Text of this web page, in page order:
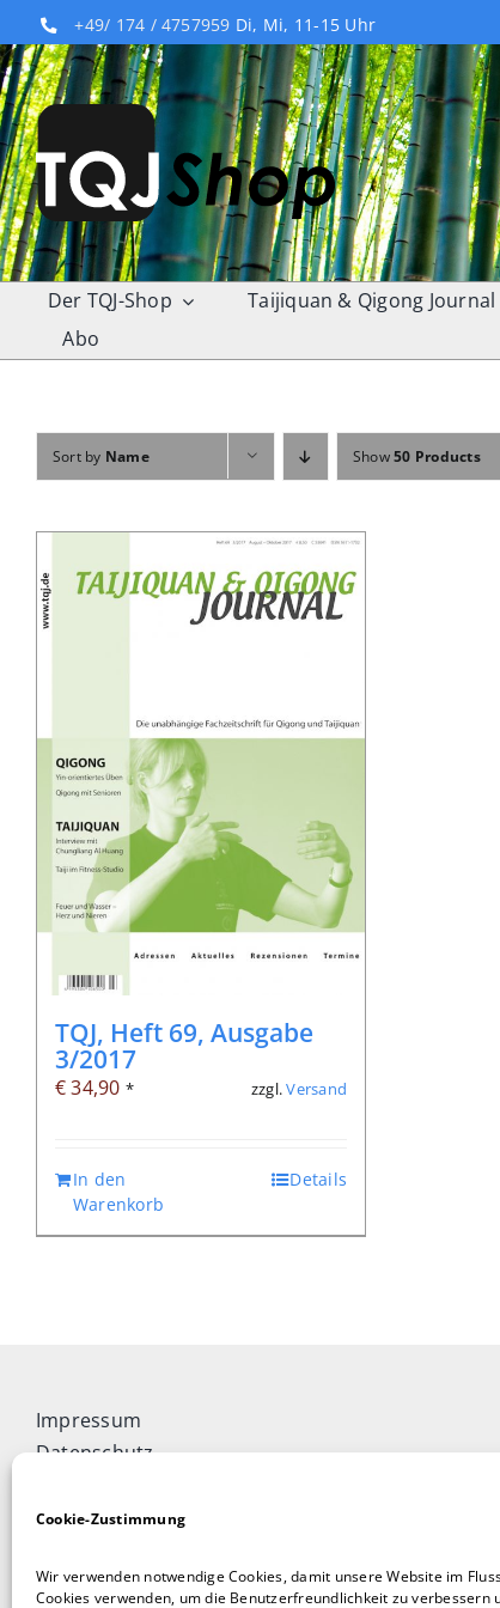
Cookie-Zustimmung
Wir verwenden notwendige Cookies, damit unsere Website im
Cookies verwenden, um die Benutzerfreundlichkeit zu
to
content
+49/ 174 / 4757959 Di, Mi, 11-15 Uhr
Der TQJ-Shop Taijiquan & Qigong Journal
Abo
Sort by Name Show50 Products
TQJ, Heft 69, Ausgabe
3/2017
€34,90 * zzgl.Versand
In den
Warenkorb
Details
Impressum
Datenschutz
Cookie-Richtlinie (EU)
Vertrag widerrufen